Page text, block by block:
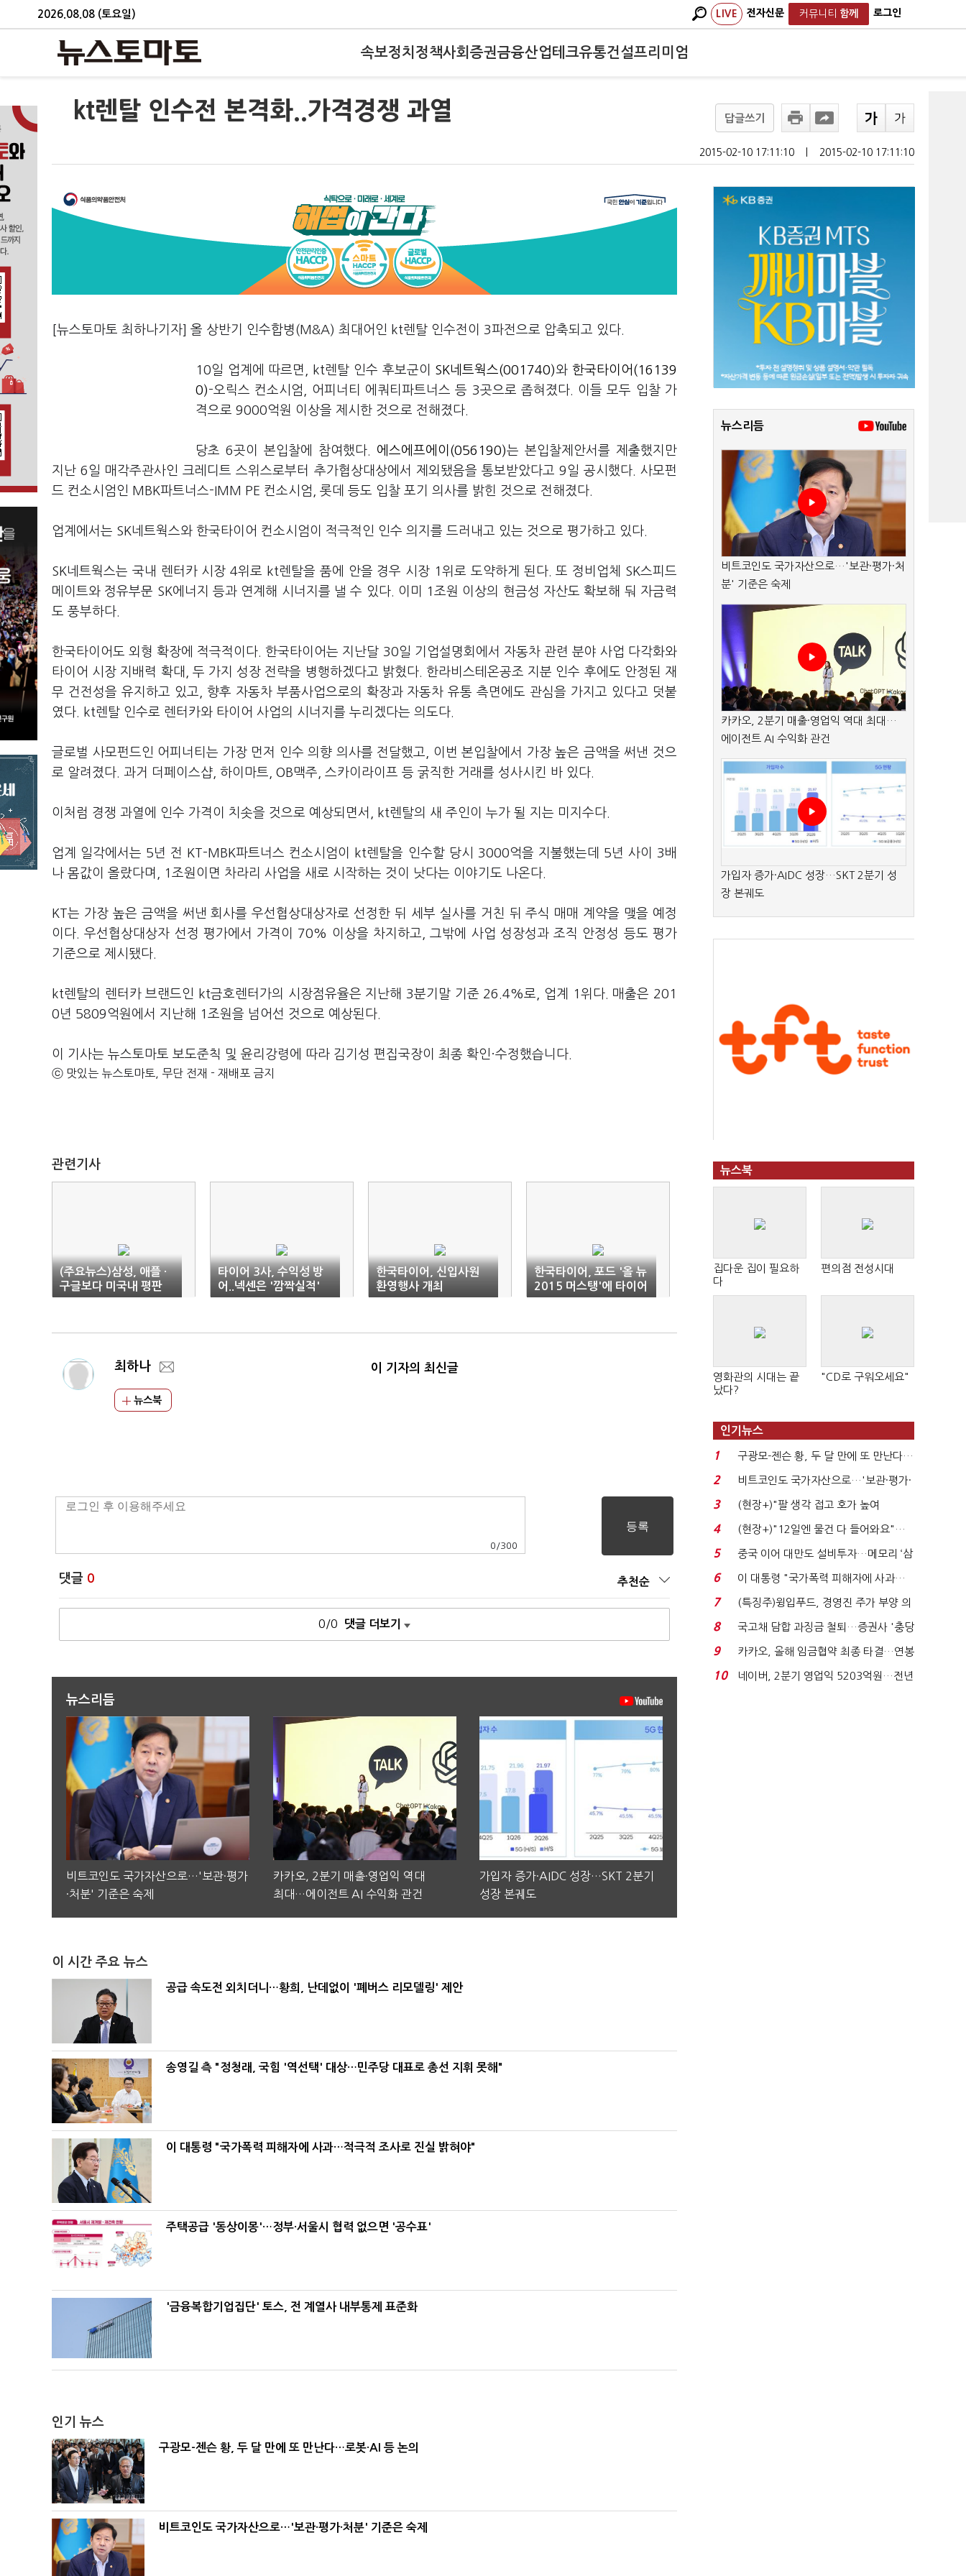
2026.08.08 (토요일) LIVE 전자신문 커뮤니티 함께 로그인
속보정치 정책사회 증권금융산업테크유통건설프리미엄
kt렌탈 인수전 본격화..가격경쟁 과열 답글쓰기
2015-02-10 17:11:10 2015-02-10 17:11:10
[뉴스토마토 최하나기자] 올 상반기 인수합병(M&A) 최대어인 kt렌탈 인수전이 3파전으로 압축되고 있다.
10일 업계에 따르면, kt렌탈 인수 후보군이 SK네트웍스(001740)와한국타이어(16139
0)-오릭스 컨소시엄, 어피너티 에쿼티파트너스 등 3곳으로 좁혀졌다. 이들 모두 입찰 가
격으로 9000억원 이상을 제시한 것으로 전해졌다.
당초 6곳이 본입찰에 참여했다. 에스에프에이(056190)는 본입찰제안서를 제출했지만
지난 6일 매각주관사인 크레디트 스위스로부터 추가협상대상에서 제외됐음을 통보받았다고 9일 공시했다. 사모펀
드 컨소시엄인 MBK파트너스-IMM PE 컨소시엄, 롯데 등도 입찰 포기 의사를 밝힌 것으로 전해졌다.
업계에서는 SK네트웍스와 한국타이어 컨소시엄이 적극적인 인수 의지를 드러내고 있는 것으로 평가하고 있다.
SK네트웍스는 국내 렌터카 시장 4위로 kt렌탈을 품에 안을 경우 시장 1위로 도약하게 된다. 또 정비업체 SK스피드
메이트와 정유부문 SK에너지 등과 연계해 시너지를 낼 수 있다. 이미 1조원 이상의 현금성 자산도 확보해 둬 자금력
도 풍부하다.
한국타이어도 외형 확장에 적극적이다. 한국타이어는 지난달 30일 기업설명회에서 자동차 관련 분야 사업 다각화와
타이어 시장 지배력 확대, 두 가지 성장 전략을 병행하겠다고 밝혔다. 한라비스테온공조 지분 인수 후에도 안정된 재
무 건전성을 유지하고 있고, 향후 자동차 부품사업으로의 확장과 자동차 유통 측면에도 관심을 가지고 있다고 덧붙
였다. kt렌탈 인수로 렌터카와 타이어 사업의 시너지를 누리겠다는 의도다.
글로벌 사모펀드인 어피너티는 가장 먼저 인수 의향 의사를 전달했고, 이번 본입찰에서 가장 높은 금액을 써낸 것으
로 알려졌다. 과거 더페이스샵, 하이마트, OB맥주, 스카이라이프 등 굵직한 거래를 성사시킨 바 있다.
이처럼 경쟁 과열에 인수 가격이 치솟을 것으로 예상되면서, kt렌탈의 새 주인이 누가 될 지는 미지수다.
업계 일각에서는 5년 전 KT-MBK파트너스 컨소시엄이 kt렌탈을 인수할 당시 3000억을 지불했는데 5년 사이 3배
나 몸값이 올랐다며, 1조원이면 차라리 사업을 새로 시작하는 것이 낫다는 이야기도 나온다.
KT는 가장 높은 금액을 써낸 회사를 우선협상대상자로 선정한 뒤 세부 실사를 거친 뒤 주식 매매 계약을 맺을 예정
이다. 우선협상대상자 선정 평가에서 가격이 70% 이상을 차지하고, 그밖에 사업 성장성과 조직 안정성 등도 평가
기준으로 제시됐다.
kt렌탈의 렌터카 브랜드인 kt금호렌터가의 시장점유율은 지난해 3분기말 기준 26.4%로, 업계 1위다. 매출은 201
0년 5809억원에서 지난해 1조원을 넘어선 것으로 예상된다.
이 기사는 뉴스토마토 보도준칙 및 윤리강령에 따라 김기성 편집국장이 최종 확인·수정했습니다.
ⓒ 맛있는 뉴스토마토, 무단 전재 - 재배포 금지
관련기사
(주요뉴스)삼성, 애플 ·
구글보다 미국내 평판
좋은 기업으로 선정
타이어 3사, 수익성 방
어..넥센은 '깜짝실적'
한국타이어, 신입사원
환영행사 개최
한국타이어, 포드 '올 뉴
2015 머스탱'에 타이어
공급
최하나
뉴스북
이 기자의 최신글
0 /300
댓글 0 추천순
0/0 댓글 더보기
뉴스리듬
비트코인도 국가자산으로…'보관·평가
·처분' 기준은 숙제
카카오, 2분기 매출·영업익 역대
최대…에이전트 AI 수익화 관건
가입자 증가·AIDC 성장…SKT 2분기
성장 본궤도
이 시간 주요 뉴스
공급 속도전 외치더니…황희, 난데없이 '폐버스 리모델링' 제안
송영길 측 "정청래, 국힘 '역선택' 대상…민주당 대표로 총선 지휘 못해"
이 대통령 "국가폭력 피해자에 사과…적극적 조사로 진실 밝혀야"
주택공급 '동상이몽'…정부·서울시 협력 없으면 '공수표'
'금융복합기업집단' 토스, 전 계열사 내부통제 표준화
인기 뉴스
구광모-젠슨 황, 두 달 만에 또 만난다…로봇·AI 등 논의
비트코인도 국가자산으로…'보관·평가·처분' 기준은 숙제
뉴스리듬
비트코인도 국가자산으로…'보관·평가·처
분' 기준은 숙제
카카오, 2분기 매출·영업익 역대 최대…
에이전트 AI 수익화 관건
가입자 증가·AIDC 성장…SKT 2분기 성
장 본궤도
뉴스북
집다운 집이 필요하
다
편의점 전성시대
영화관의 시대는 끝
났다?
"CD로 구워오세요"
인기뉴스
1
구광모-젠슨 황, 두 달 만에 또 만난다…
로봇·AI 등 논...
2
비트코인도 국가자산으로…'보관·평가·
처분' 기준은 ...
3
(현장+)"팔 생각 접고 호가 높여
요"…'덜 똘똘한 한 채' 20...
4
(현장+)"12일엔 물건 다 들어와요"…
빈 매대 채우며 문 연 ...
5
중국 이어 대만도 설비투자…메모리 ‘삼
국전쟁’
6
이 대통령 "국가폭력 피해자에 사과…
적극적 조사로 진...
7
(특징주)윙입푸드, 경영진 주가 부양 의
지에 상한가...
8
국고채 담합 과징금 철퇴…증권사 '충당
금 폭탄' 우려...
9
카카오, 올해 임금협약 최종 타결…연봉
6.3% 인상·격려...
10
네이버, 2분기 영업익 5203억원…전년